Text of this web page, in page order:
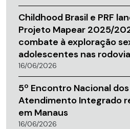
Childhood Brasil e PRF
Projeto Mapear 2025/
combate à exploração
adolescentes nas
16/06/2026
5º Encontro Nacional
Atendimento Integrado
em Manaus
16/06/2026